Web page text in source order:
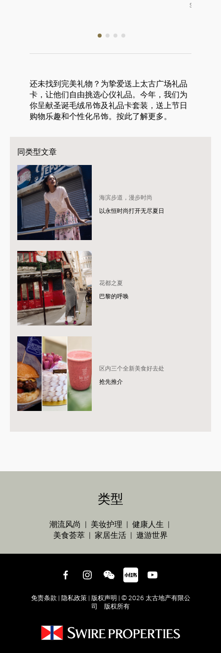
Simply Toys
还未找到完美礼物？为挚爱送上太古广场礼品
卡，让他们自由挑选心仪礼品。今年，我们为
你呈献圣诞毛绒吊饰及礼品卡套装，送上节日
购物乐趣和个性化吊饰。按此了解更多。
同类型文章
海滨步道，漫步时尚
以永恒时尚打开无尽夏日
花都之夏
巴黎的呼唤
区内三个全新美食好去处
抢先推介
类型
潮流风尚 美妆护理
健康人生
美食荟萃
家居生活 遨游世界
免责条款 | 隐私政策 | 版权声明 | © 2026 太古地产有限公
司 版权所有